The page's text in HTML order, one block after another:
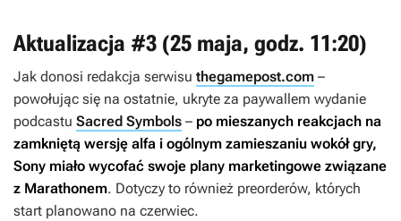
Aktualizacja #3 (25 maja, godz. 11:20)
Jak donosi redakcja serwisu thegamepost.com –
powołując się na ostatnie, ukryte za paywallem wydanie
podcastu Sacred Symbols – po mieszanych reakcjach na
zamkniętą wersję alfa i ogólnym zamieszaniu wokół gry,
Sony miało wycofać swoje plany marketingowe związane
z Marathonem. Dotyczy to również preorderów, których
start planowano na czerwiec.